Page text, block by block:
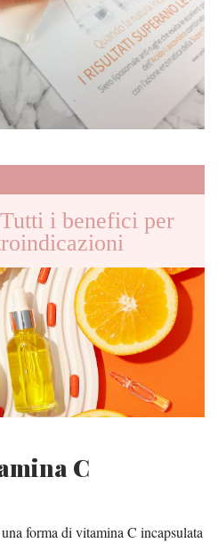
i benefici per
C
forma di vitamina C incapsulata